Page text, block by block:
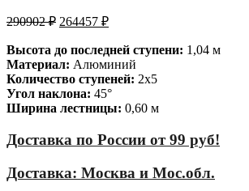
290902₽ 264457 ₽
Высота до последней ступени: 1,04 м
Материал: Алюминий
Количество ступеней: 2х5
Угол наклона: 45°
Ширина лестницы: 0,60 м
Доставка по России от 99 руб!
Доставка: Москва и Мос.обл.